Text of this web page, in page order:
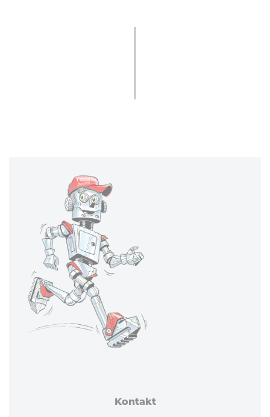
Kontakt